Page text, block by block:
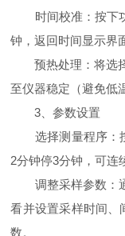
时间校准：按下功
钟，返回时间显示界
预热处理：将选择
至仪器稳定（避免低
3、参数设置
选择测量程序：按
2分钟停3分钟，可连
调整采样参数：通
看并设置采样时间、
数。